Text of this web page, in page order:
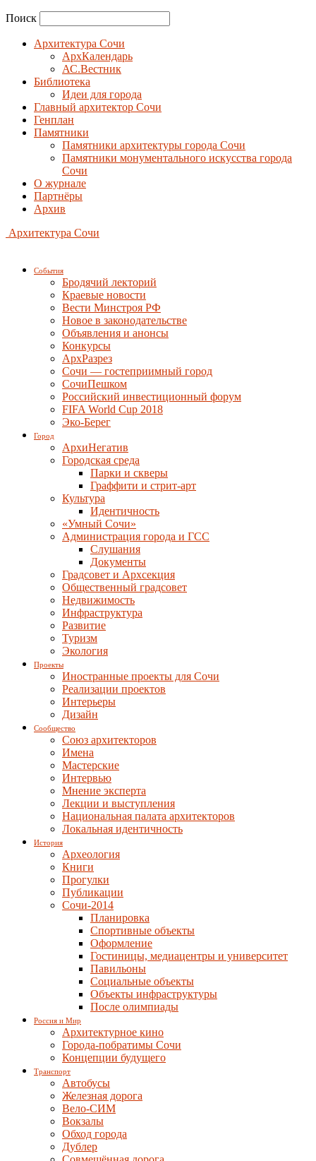
Поиск
Архитектура Сочи
АрхКалендарь
АС.Вестник
Библиотека
Идеи для города
Главный архитектор Сочи
Генплан
Памятники
Памятники архитектуры города Сочи
Памятники монументального искусства города
Сочи
О журнале
Партнёры
Архив
Архитектура Сочи
События
Бродячий лекторий
Краевые новости
Вести Минстроя РФ
Новое в законодательстве
Объявления и анонсы
Конкурсы
АрхРазрез
Сочи — гостеприимный город
СочиПешком
Российский инвестиционный форум
FIFA World Cup 2018
Эко-Берег
Город
АрхиНегатив
Городская среда
Парки и скверы
Граффити и стрит-арт
Культура
Идентичность
«Умный Сочи»
Администрация города и ГСС
Слушания
Документы
Градсовет и Архсекция
Общественный градсовет
Недвижимость
Инфраструктура
Развитие
Туризм
Экология
Проекты
Иностранные проекты для Сочи
Реализации проектов
Интерьеры
Дизайн
Сообщество
Союз архитекторов
Имена
Мастерские
Интервью
Мнение эксперта
Лекции и выступления
Национальная палата архитекторов
Локальная идентичность
История
Археология
Книги
Прогулки
Публикации
Сочи-2014
Планировка
Спортивные объекты
Оформление
Гостиницы, медиацентры и университет
Павильоны
Социальные объекты
Объекты инфраструктуры
После олимпиады
Россия и Мир
Архитектурное кино
Города-побратимы Сочи
Концепции будущего
Транспорт
Автобусы
Железная дорога
Вело-СИМ
Вокзалы
Обход города
Дублер